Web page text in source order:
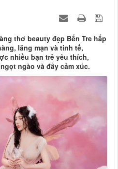
thơ beauty đẹp Bến Tre hấp
lãng mạn và tinh tế,
nhiều bạn trẻ yêu thích,
ngào và đầy cảm xúc.